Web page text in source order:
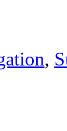
,